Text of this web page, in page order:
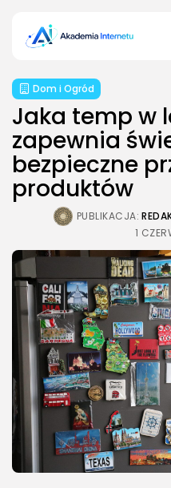
Dom i Ogród
Jaka temp w
zapewnia
bezpieczne
produktów
PUBLIKACJA:
1